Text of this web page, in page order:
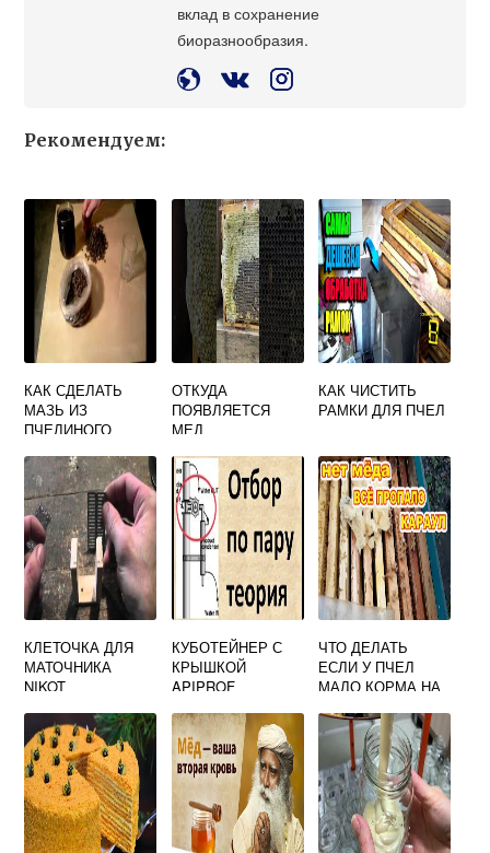
вклад в сохранение
биоразнообразия.
Рекомендуем:
КАК СДЕЛАТЬ
МАЗЬ ИЗ
ПЧЕЛИНОГО
ОТКУДА
ПОЯВЛЯЕТСЯ
МЕД
КАК ЧИСТИТЬ
РАМКИ ДЛЯ ПЧЕЛ
КЛЕТОЧКА ДЛЯ
МАТОЧНИКА
NIKOT
КУБОТЕЙНЕР С
КРЫШКОЙ
APIPROF
ЧТО ДЕЛАТЬ
ЕСЛИ У ПЧЕЛ
МАЛО КОРМА НА